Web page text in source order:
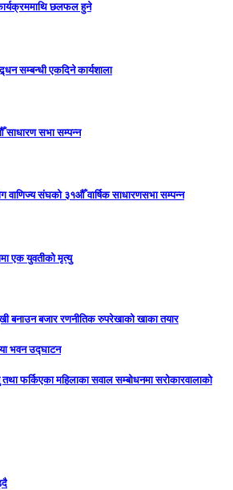
छलफल हुने
सम्बन्धी एकदिने कार्यशाला
साधारण सभा सम्पन्न
वाणिज्य संघको ३१औँ वार्षिक साधारणसभा सम्पन्न
एक युवतीको मृत्यु
बनाउन बजार रणनीतिक रुपरेखाको खाका तयार
भवन उद्घाटन
तथा फर्किएका महिलाका सवाल सम्बोधनमा सरोकारवालाको